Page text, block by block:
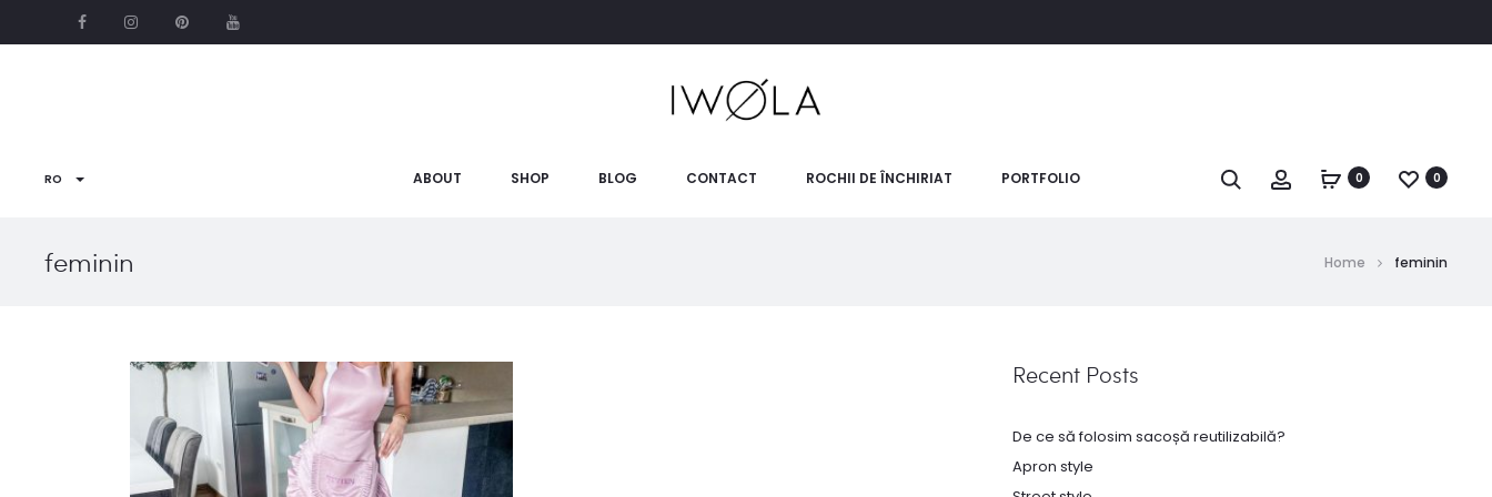
RO ABOUT SHOP BLOG CONTACT ROCHII DE ÎNCHIRIAT PORTFOLIO Search Account0 0
feminin Home feminin
Recent Posts
De ce să folosim sacoșă reutilizabilă?
Apron style